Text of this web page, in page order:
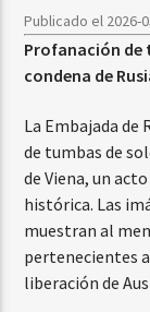
Publicado el 2026-
Profanación de
condena de
La Embajada de
de tumbas de
de Viena, un
histórica. Las
muestran al
pertenecientes
liberación de